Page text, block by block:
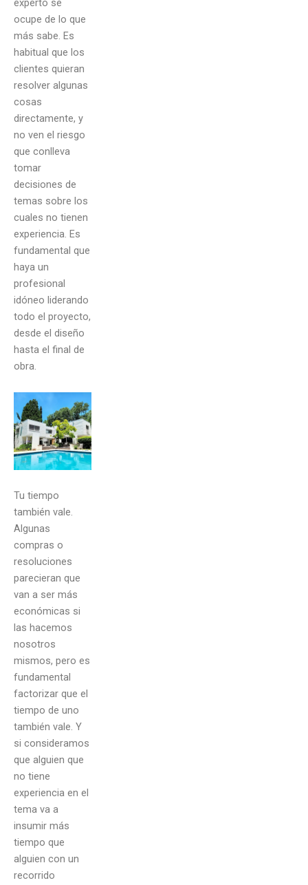
experto se
ocupe de lo que
más sabe. Es
habitual que los
clientes quieran
resolver algunas
cosas
directamente, y
no ven el riesgo
que conlleva
tomar
decisiones de
temas sobre los
cuales no tienen
experiencia. Es
fundamental que
haya un
profesional
idóneo liderando
todo el proyecto,
desde el diseño
hasta el final de
obra.
Tu tiempo
también vale.
Algunas
compras o
resoluciones
parecieran que
van a ser más
económicas si
las hacemos
nosotros
mismos, pero es
fundamental
factorizar que el
tiempo de uno
también vale. Y
si consideramos
que alguien que
no tiene
experiencia en el
tema va a
insumir más
tiempo que
alguien con un
recorrido